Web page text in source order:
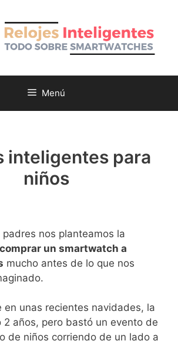
Menú
inteligentes para
niños
nos planteamos la
un smartwatch a
mucho antes de lo que nos
en unas recientes navidades, la
2 años, pero bastó un evento de
de niños corriendo de un lado a